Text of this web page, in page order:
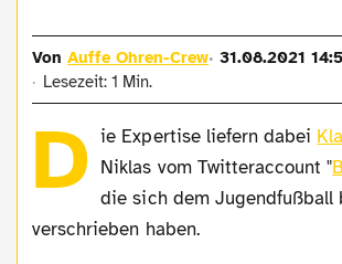
VonAuffe Ohren-Crew 31.08.2021
Lesezeit: 1 Min.
D ie Expertise liefern dabei
Niklas vom Twitteraccount "
die sich dem Jugendfußball
verschrieben haben.